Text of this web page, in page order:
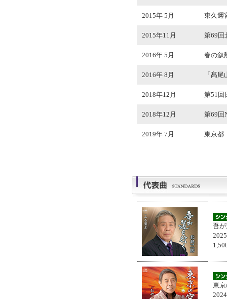
2015年 5月 東久邇
2015年11月 第69回
2016年 5月 春の叙
2016年 8月 「髙
2018年12月 第51回
2018年12月 第69回
2019年 7月 東京都
吾
東